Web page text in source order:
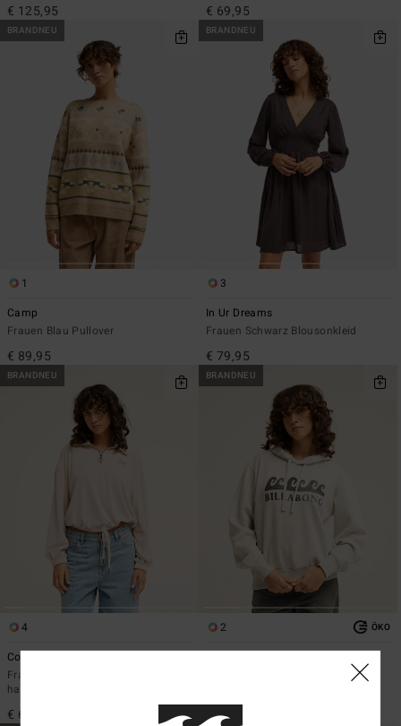
€ 125,95 € 69,95
BRANDNEU
1
Camp
Frauen Blau Pullover
€ 89,95
BRANDNEU
3
In Ur Dreams
Frauen Schwarz Blousonkleid
€ 79,95
BRANDNEU
4
Coffee Time
Frauen Weiss Rippstrick-Top mit
halbem Reißverschluss
€ 65,95
BRANDNEU
2 ÖKO
€ 55,95